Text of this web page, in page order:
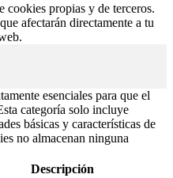
cookies propias y de terceros.
afectarán directamente a tu
esenciales para que el
categoría solo incluye
básicas y características de
no almacenan ninguna
Descripción